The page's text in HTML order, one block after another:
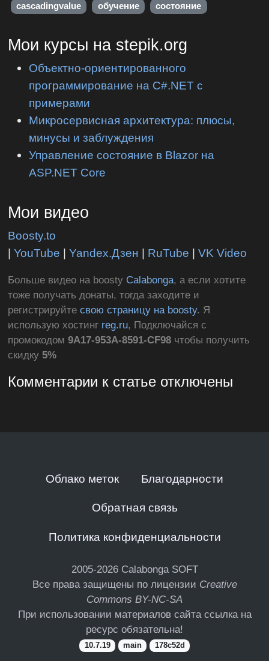
cascadingvalue
обучение состояние
Мои курсы на stepik.org
Объектно-ориентированного
программирование на C#.NET с
примерами
Микросервисная архитектура: плюсы,
минусы и заблуждения
Управление состояние в Blazor на
ASP.NET Core
Мои видео
Boosty.to
|YouTube |Yandex.Дзен | RuTube |VK Video
Больше видео на boosty Calabonga, а если хотите
тоже получать донаты, тогда заходите и
регистрируйтесвою страницу на boosty. Я
использую хостинг reg.ru, Подключайся с
промокодом9A17-953A-8591-CF98 чтобы получить
скидку5%
Комментарии к статье отключены
Облако меток Благодарности
Обратная связь
Политика конфиденциальности
2005-2026 Calabonga SOFT
Все права защищены по лицензии Creative
Commons BY-NC-SA
При использовании материалов сайта ссылка на
ресурс обязательна!
10.7.19 main 178c52d